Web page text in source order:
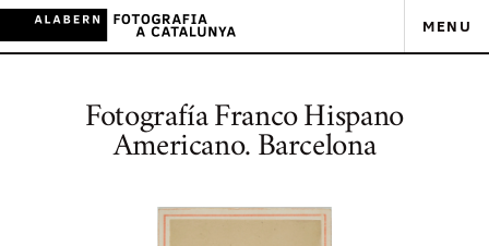
MENU
Fotografía Franco Hispano
Americano. Barcelona